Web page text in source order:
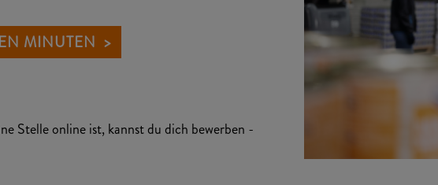
MINUTEN >
Stelle online ist, kannst du dich bewerben -